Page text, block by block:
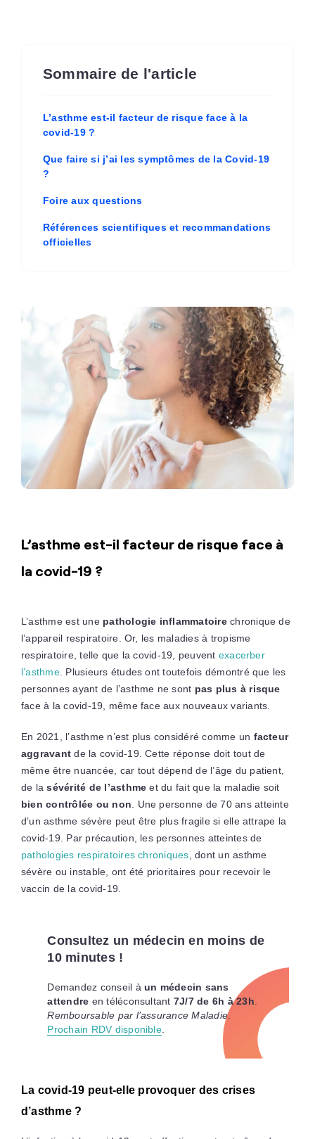
Sommaire de l'article
L’asthme est-il facteur de risque face à la
covid-19 ?
Que faire si j’ai les symptômes de la Covid-19
?
Foire aux questions
Références scientifiques et recommandations
officielles
L’asthme est-il facteur de risque face à
la covid-19 ?
L’asthme est unepathologie inflammatoirechronique de
l’appareil respiratoire. Or, les maladies à tropisme
respiratoire, telle que la covid-19, peuvent exacerber
l’asthme. Plusieurs études ont toutefois démontré que les
personnes ayant de l’asthme ne sont pas plus à risque
face à la covid-19, même face aux nouveaux variants.
En 2021, l’asthme n’est plus considéré comme un facteur
aggravant de la covid-19. Cette réponse doit tout de
même être nuancée, car tout dépend de l’âge du patient,
de la sévérité de l’asthme et du fait que la maladie soit
bien contrôlée ou non . Une personne de 70 ans atteinte
d’un asthme sévère peut être plus fragile si elle attrape la
covid-19. Par précaution, les personnes atteintes de
pathologies respiratoires chroniques , dont un asthme
sévère ou instable, ont été prioritaires pour recevoir le
vaccin de la covid-19.
Consultez un médecin en moins de
10 minutes !
Demandez conseil à un médecin sans
attendre en téléconsultant 7J/7 de 6h à 23h
Remboursable par l’assurance Maladie.
Prochain RDV disponible.
La covid-19 peut-elle provoquer des crises
d’asthme ?